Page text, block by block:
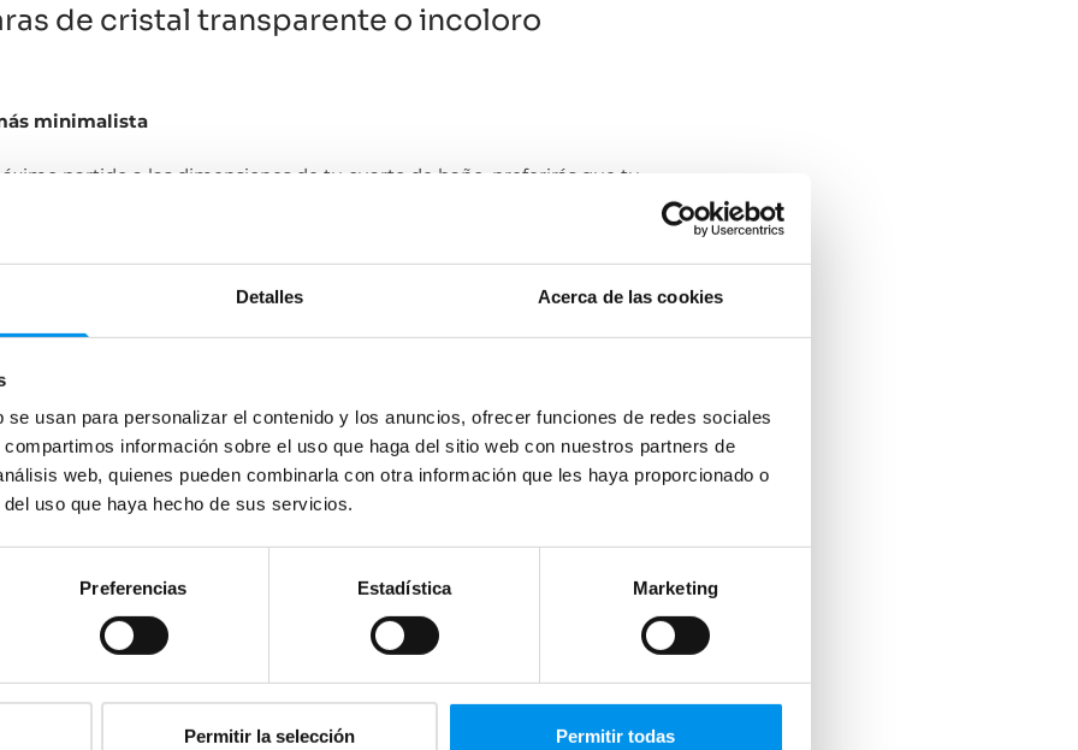
Detalles Acerca de las cookies
usan para personalizar el contenido y los anuncios, ofrecer funciones de redes sociales
información sobre el uso que haga del sitio web con nuestros partners de
web, quienes pueden combinarla con otra información que les haya proporcionado o
uso que haya hecho de sus servicios.
Preferencias Estadística Marketing
Permitir la selección Permitir todas
de cristal transparente o incoloro
minimalista
partido a las dimensiones de tu cuarto de baño, preferirás que tu
ligereza visual y regalan mayor luminosidad y amplitud
Las mamparas de cristal son más bonitas y distinguidas y
un acabado incoloro, los cuartos de baño o aseos ganan metros.
ya si tienes un baño mini! Normalmente es el acabado de serie, no
que las mamparas de cristal transparente serán siempre las más
en cuanto a acabados.
con serigrafía para mayor intimidad
mamparas de cristal. Los decorados arenados o serigrafías
que tu nueva mampara de ducha o bañera se distinga más aún de
convencionales, al mismo timpo que te ofrecerá mayor intimidad o
el uso de la mampara. Si el baño es compartido, quizás es una